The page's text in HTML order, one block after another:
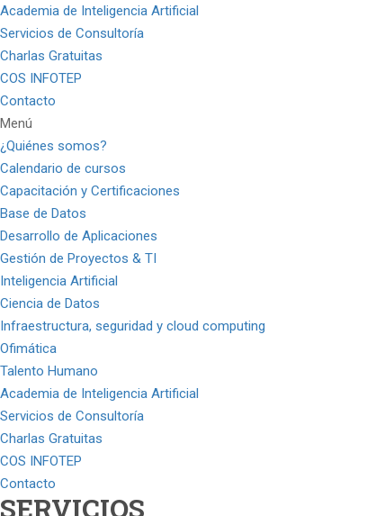
Academia de Inteligencia Artificial
Servicios de Consultoría
Charlas Gratuitas
COS INFOTEP
Contacto
Menú
¿Quiénes somos?
Calendario de cursos
Capacitación y Certificaciones
Base de Datos
Desarrollo de Aplicaciones
Gestión de Proyectos & TI
Inteligencia Artificial
Ciencia de Datos
Infraestructura, seguridad y cloud computing
Ofimática
Talento Humano
Academia de Inteligencia Artificial
Servicios de Consultoría
Charlas Gratuitas
COS INFOTEP
Contacto
SERVICIOS